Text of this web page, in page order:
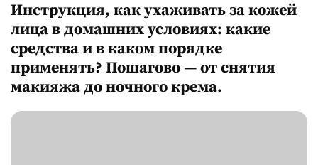
Инструкция, как ухаживать за кожей
лица в домашних условиях: какие
средства и в каком порядке
применять? Пошагово — от снятия
макияжа до ночного крема.